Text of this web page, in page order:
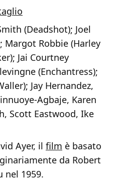
(Deadshot); Joel
Margot Robbie (Harley
Jai Courtney
(Enchantress);
Jay Hernandez,
Agbaje, Karen
Scott Eastwood, Ike
Ayer, il film è basato
da Robert
nel 1959.